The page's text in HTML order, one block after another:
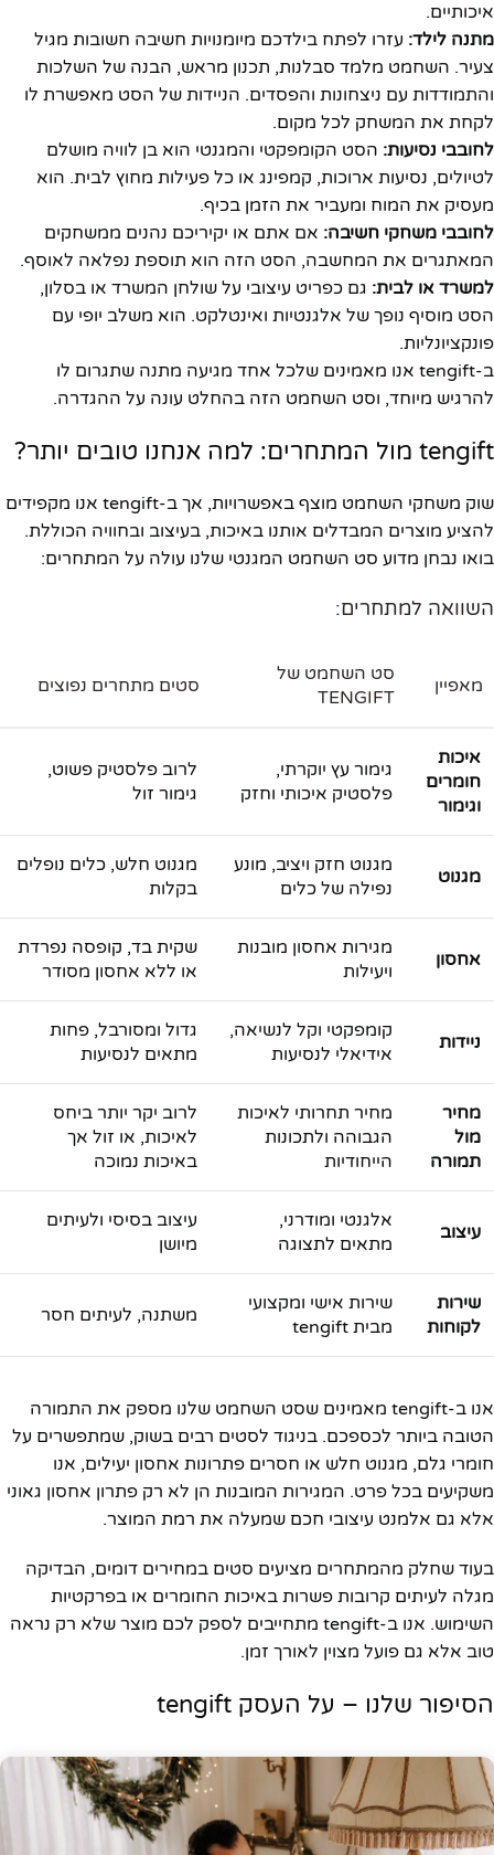
איכותיים.
מתנה לילד: עזרו לפתח בילדכם מיומנויות חשיבה חשובות מגיל
צעיר. השחמט מלמד סבלנות, תכנון מראש, הבנה של השלכות
והתמודדות עם ניצחונות והפסדים. הניידות של הסט מאפשרת לו
לקחת את המשחק לכל מקום.
לחובבי נסיעות: הסט הקומפקטי והמגנטי הוא בן לוויה מושלם
לטיולים, נסיעות ארוכות, קמפינג או כל פעילות מחוץ לבית. הוא
מעסיק את המוח ומעביר את הזמן בכיף.
לחובבי משחקי חשיבה: אם אתם או יקיריכם נהנים ממשחקים
המאתגרים את המחשבה, הסט הזה הוא תוספת נפלאה לאוסף.
למשרד או לבית: גם כפריט עיצובי על שולחן המשרד או בסלון,
הסט מוסיף נופך של אלגנטיות ואינטלקט. הוא משלב יופי עם
פונקציונליות.
ב-tengift אנו מאמינים שלכל אחד מגיעה מתנה שתגרום לו
להרגיש מיוחד, וסט השחמט הזה בהחלט עונה על ההגדרה.
tengift מול המתחרים: למה אנחנו טובים יותר?
שוק משחקי השחמט מוצף באפשרויות, אך ב-tengift אנו מקפידים
להציע מוצרים המבדלים אותנו באיכות, בעיצוב ובחוויה הכוללת.
בואו נבחן מדוע סט השחמט המגנטי שלנו עולה על המתחרים:
השוואה למתחרים:
מאפיין
סט השחמט של
TENGIFT
סטים מתחרים נפוצים
איכות
חומרים
וגימור
גימור עץ יוקרתי,
פלסטיק איכותי וחזק
לרוב פלסטיק פשוט,
גימור זול
מגנוט
מגנוט חזק ויציב, מונע
נפילה של כלים
מגנוט חלש, כלים נופלים
בקלות
אחסון
מגירות אחסון מובנות
ויעילות
שקית בד, קופסה נפרדת
או ללא אחסון מסודר
ניידות
קומפקטי וקל לנשיאה,
אידיאלי לנסיעות
גדול ומסורבל, פחות
מתאים לנסיעות
מחיר
מול
תמורה
מחיר תחרותי לאיכות
הגבוהה ולתכונות
הייחודיות
לרוב יקר יותר ביחס
לאיכות, או זול אך
באיכות נמוכה
עיצוב
אלגנטי ומודרני,
מתאים לתצוגה
עיצוב בסיסי ולעיתים
מיושן
שירות
לקוחות
שירות אישי ומקצועי
מבית tengift
משתנה, לעיתים חסר
אנו ב-tengift מאמינים שסט השחמט שלנו מספק את התמורה
הטובה ביותר לכספכם. בניגוד לסטים רבים בשוק, שמתפשרים על
חומרי גלם, מגנוט חלש או חסרים פתרונות אחסון יעילים, אנו
משקיעים בכל פרט. המגירות המובנות הן לא רק פתרון אחסון גאוני
אלא גם אלמנט עיצובי חכם שמעלה את רמת המוצר.
בעוד שחלק מהמתחרים מציעים סטים במחירים דומים, הבדיקה
מגלה לעיתים קרובות פשרות באיכות החומרים או בפרקטיות
השימוש. אנו ב-tengift מתחייבים לספק לכם מוצר שלא רק נראה
טוב אלא גם פועל מצוין לאורך זמן.
הסיפור שלנו – על העסק tengift